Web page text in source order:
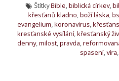
ŠtítkyBible,biblická církev,
křesťanů kladno,boží láska,
evangelium,koronavirus,
kresťanské vysílání,křesťanský
denny,milost,pravda,
spasení,víra,